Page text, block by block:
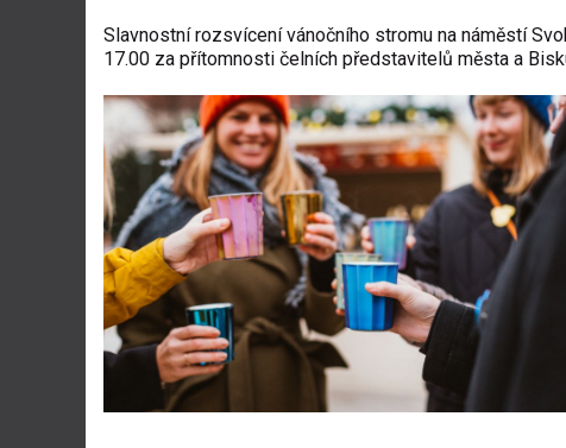
Slavnostní rozsvícení vánočního stromu na náměstí
17.00 za přítomnosti čelních představitelů města a